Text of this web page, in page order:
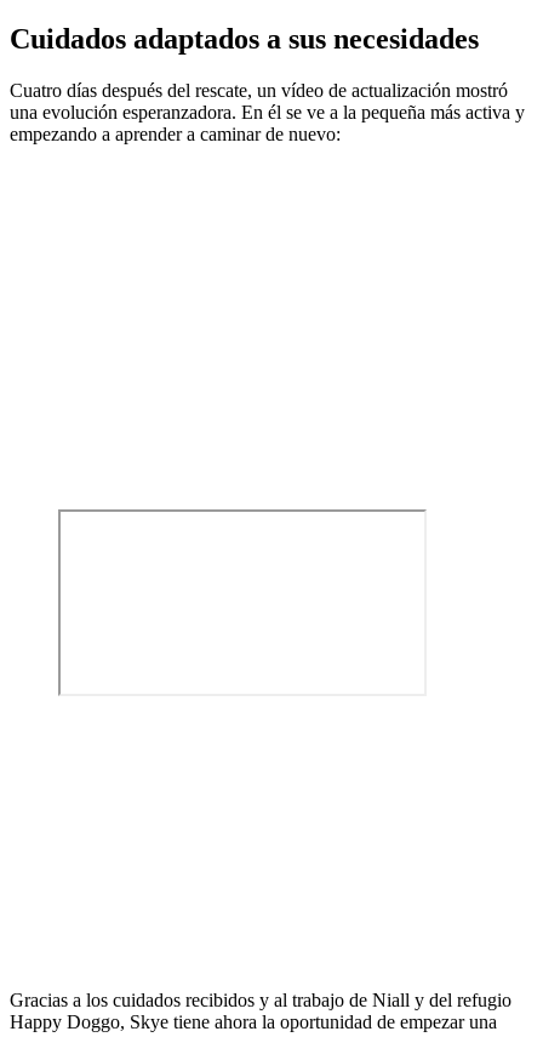
Cuidados adaptados a sus necesidades
Cuatro días después del rescate, un vídeo de actualización mostró
una evolución esperanzadora. En él se ve a la pequeña más activa y
empezando a aprender a caminar de nuevo:
Gracias a los cuidados recibidos y al trabajo de Niall y del refugio
Happy Doggo, Skye tiene ahora la oportunidad de empezar una